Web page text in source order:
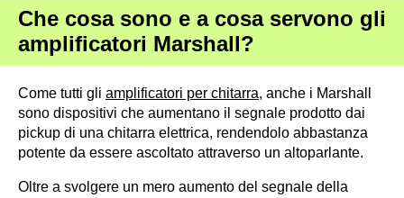
Che cosa sono e a cosa servono gli
amplificatori Marshall?
Come tutti gli amplificatori per chitarra, anche i Marshall
sono dispositivi che aumentano il segnale prodotto dai
pickup di una chitarra elettrica, rendendolo abbastanza
potente da essere ascoltato attraverso un altoparlante.
Oltre a svolgere un mero aumento del segnale della